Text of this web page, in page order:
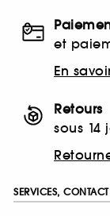
et
En
Retours
sous 14
SERVICES,